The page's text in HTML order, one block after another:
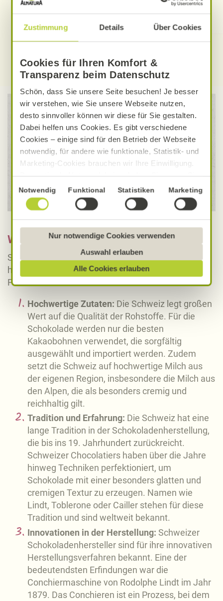
Zustimmung Details Über Cookies
Cookies für Ihren Komfort &
Transparenz beim Datenschutz
Schön, dass Sie unsere Seite besuchen! Je besser
wir verstehen, wie Sie unsere Webseite nutzen,
desto sinnvoller können wir diese für Sie gestalten.
Dabei helfen uns Cookies. Es gibt verschiedene
Cookies – einige sind für den Betrieb der Webseite
notwendig, für andere wie funktionale, Statistik- und
Marketing-Cookies brauchen wir Ihre Einwilligung.
Das optimale Nutzererlebnis erhalten Sie, wenn Sie
„Alle Cookies erlauben“ anklicken. Ihre Einwilligung
umfasst in diesem Fall auch den Einsatz von
Dienstleistern in Drittländern, die kein mit der EU
Sofern personenbezogene Daten dorthin übermittelt
werden, besteht das Risiko, dass diese erfasst und
analysiert werden und Betroffenenrechte nicht
durchgesetzt werden könnten. Sie können jederzeit
Ihre Einwilligung zur Datenverarbeitung und
Ausführliche Informationen finden Sie in unserer
Datenschutzerklärung.
Näheres über uns erfahren Sie in unserem
Impressum.
Einwilligungsauswahl
Notwendig Funktional Statistiken Marketing
Alle Cookies erlauben
Auswahl erlauben
Nur notwendige Cookies verwenden
MEHR SÜSSIGKEITEN KENNENLERNEN
Warum ist Schweizer Schokolade so gut?
Schweizer Schokolade ist weltweit bekannt für ihre
hervorragende Qualität, und dies ist auf mehrere
Faktoren zurückzuführen:
Hochwertige Zutaten: Die Schweiz legt großen
Wert auf die Qualität der Rohstoffe. Für die
Schokolade werden nur die besten
Kakaobohnen verwendet, die sorgfältig
ausgewählt und importiert werden. Zudem
setzt die Schweiz auf hochwertige Milch aus
der eigenen Region, insbesondere die Milch aus
den Alpen, die als besonders cremig und
reichhaltig gilt.
Tradition und Erfahrung: Die Schweiz hat eine
lange Tradition in der Schokoladenherstellung,
die bis ins 19. Jahrhundert zurückreicht.
Schweizer Chocolatiers haben über die Jahre
hinweg Techniken perfektioniert, um
Schokolade mit einer besonders glatten und
cremigen Textur zu erzeugen. Namen wie
Lindt, Toblerone oder Cailler stehen für diese
Tradition und sind weltweit bekannt.
Innovationen in der Herstellung: Schweizer
Schokoladenhersteller sind für ihre innovativen
Herstellungsverfahren bekannt. Eine der
bedeutendsten Erfindungen war die
Conchiermaschine von Rodolphe Lindt im Jahr
1879. Das Conchieren ist ein Prozess, bei dem